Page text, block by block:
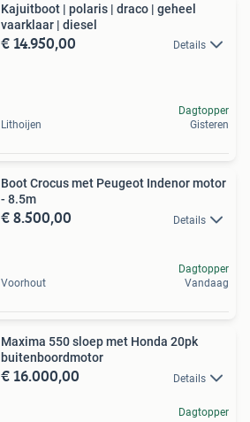
Kajuitboot | polaris | draco | geheel
vaarklaar | diesel
€ 14.950,00 Details
Lithoijen
Dagtopper
Gisteren
Boot Crocus met Peugeot Indenor motor
- 8.5m
€ 8.500,00 Details
Voorhout
Dagtopper
Vandaag
Maxima 550 sloep met Honda 20pk
buitenboordmotor
€ 16.000,00 Details
Dagtopper